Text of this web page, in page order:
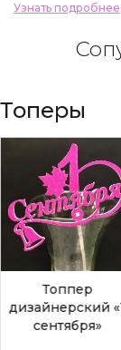
Узнать подробнее
Топеры
Топпер
дизайнерский
сентября»